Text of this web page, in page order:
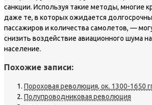
санкции. Используя такие методы, многие
даже те, в которых ожидается
пассажиров и количества самолетов, —
снизить воздействие авиационного шума
население.
Похожие записи:
Пороховая революция, ок. 1300-1650
Полупроводниковая революция